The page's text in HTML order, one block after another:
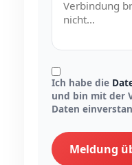
Ich habe die
und bin mit der
Daten
Meldung